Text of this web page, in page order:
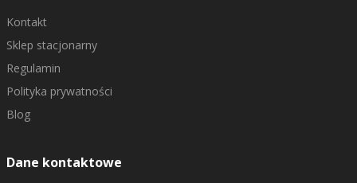
Kontakt
Sklep stacjonarny
Regulamin
Polityka prywatności
Blog
Dane kontaktowe